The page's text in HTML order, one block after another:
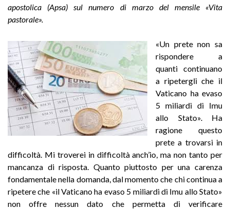
apostolica (Apsa) sul numero di marzo del mensile «Vita
pastorale».
«Un prete non sa
rispondere a
quanti continuano
a ripetergli che il
Vaticano ha evaso
5 miliardi di Imu
allo Stato». Ha
ragione questo
prete a trovarsi in
difficoltà. Mi troverei in difficoltà anch’io, ma non tanto per
mancanza di risposta. Quanto piuttosto per una carenza
fondamentale nella domanda, dal momento che chi continua a
ripetere che «il Vaticano ha evaso 5 miliardi di Imu allo Stato»
non offre nessun dato che permetta di verificare